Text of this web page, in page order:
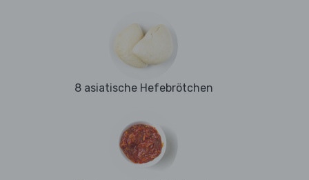
8 asiatische Hefebrötchen